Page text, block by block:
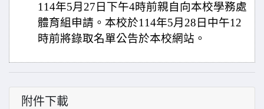
114年5月27日下午4時前親自向本校學務處
體育組申請。本校於114年5月28日中午12
時前將錄取名單公告於本校網站。
附件下載